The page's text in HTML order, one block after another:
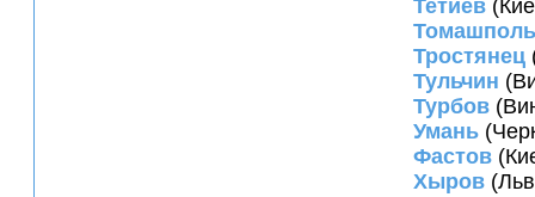
Тетиев
Томашполь
Тростянец
Тульчин
Турбов
Умань
Фастов
Хыров